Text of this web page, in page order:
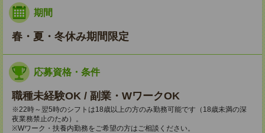
期間
春・夏・冬休み期間限定
応募資格・条件
職種未経験OK / 副業・WワークOK
※22時～翌5時のシフトは18歳以上の方のみ勤務可能です（18歳未満の深
夜業務禁止のため）。
※Wワーク・扶養内勤務をご希望の方はご相談ください。